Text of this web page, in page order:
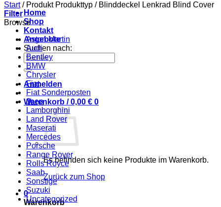
Home
Shop
Kontakt
Angebote
Suchen nach:
Anmelden
Warenkorb /0,00 € 0
Es befinden sich keine Produkte im Warenkorb.
Zurück zum Shop
0
Warenkorb
Start /Produkt Produkttyp /Blinddeckel Lenkrad Blind Cover
Filter
Browse
Aston Martin
Audi
Bentley
BMW
Chrysler
Fiat
Fiat Sonderposten
Jeep
Lamborghini
Land Rover
Maserati
Mercedes
Porsche
Range Rover
Rolls Royce
Saab
Sonstige
Suzuki
Uncategorized